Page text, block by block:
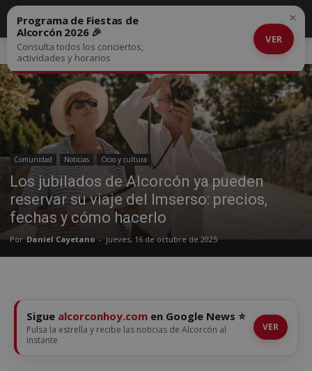
Inicio Comunidad
Comunidad Noticias Ocio y cultura
Los jubilados de Alcorcón ya pueden
reservar su viaje del Imserso: precios,
fechas y cómo hacerlo
Por Daniel Cayetano - jueves, 16 de octubre de 2025
Programa de Fiestas de
Alcorcón 2026 🎉
Consulta todos los conciertos,
actividades y horarios
VER
×
Sigue alcorconhoy.com en Google News ⭐
Pulsa la estrella y recibe las noticias de Alcorcón al
instante
VER